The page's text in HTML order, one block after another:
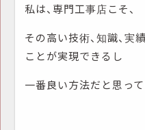
私は、専門工事店こそ、
その高い技術、知識、実
ことが実現できるし
一番良い方法だと思って